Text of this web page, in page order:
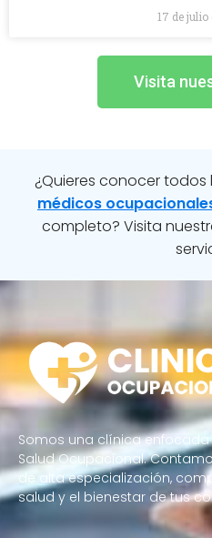
17 de julio
Visita
¿Quieres conocer todos
médicos
completo? Visita
Somos una clínica enfocada
Salud Ocupacional.
de alta especialización,
salud y el bienestar de tus